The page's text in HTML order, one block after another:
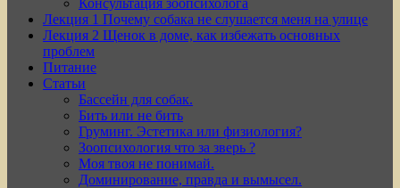
Консультация зоопсихолога
Лекция 1 Почему собака не слушается меня на улице
Лекция 2 Щенок в доме, как избежать основных
проблем
Питание
Статьи
Бассейн для собак.
Бить или не бить
Груминг. Эстетика или физиология?
Зоопсихология что за зверь ?
Моя твоя не понимай.
Доминирование, правда и вымысел.